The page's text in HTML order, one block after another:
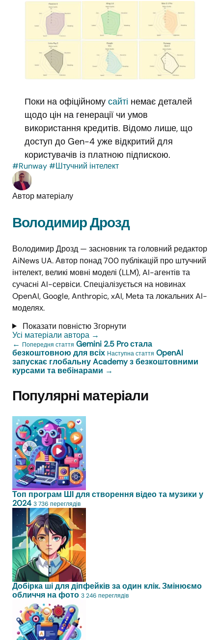
Поки на офіційному сайті немає деталей
щодо цін на генерації чи умов
використання кредитів. Відомо лише, що
доступ до Gen-4 уже відкритий для
користувачів із платною підпискою.
#Runway#Штучний інтелект
Автор матеріалу
Володимир Дрозд
Володимир Дрозд — засновник та головний редактор
AiNews UA. Автор понад 700 публікацій про штучний
інтелект, великі мовні моделі (LLM), AI-агентів та
сучасні AI-сервіси. Спеціалізується на новинах
OpenAI, Google, Anthropic, xAI, Meta та локальних AI-
моделях.
Показати повністюЗгорнути
Усі матеріали автора →
← Попередня стаття Gemini 2.5 Pro стала
безкоштовною для всіх Наступна стаття OpenAI
запускає глобальну Academy з безкоштовними
курсами та вебінарами →
Популярні матеріали
Топ програм ШІ для створення відео та музики у
2024 3 736 переглядів
Добірка ші для діпфейків за один клік. Змінюємо
обличчя на фото 3 246 переглядів